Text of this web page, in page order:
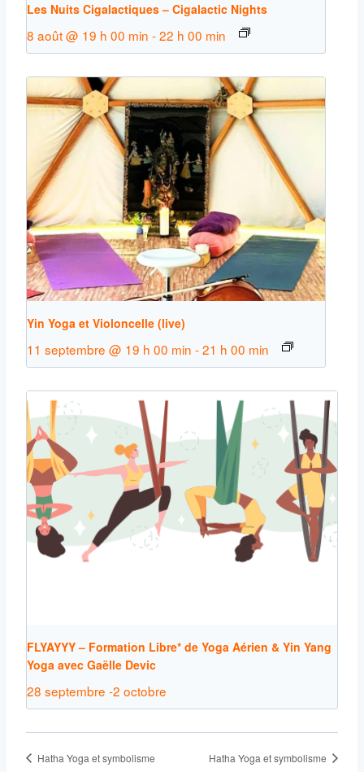
Les Nuits Cigalactiques – Cigalactic Nights
8 août @ 19 h 00 min -22 h 00 min
Yin Yoga et Violoncelle (live)
11 septembre @ 19 h 00 min -21 h 00 min
FLYAYYY – Formation Libre* de Yoga Aérien & Yin Yang
Yoga avec Gaëlle Devic
28 septembre -2 octobre
Hatha Yoga et symbolisme Hatha Yoga et symbolisme